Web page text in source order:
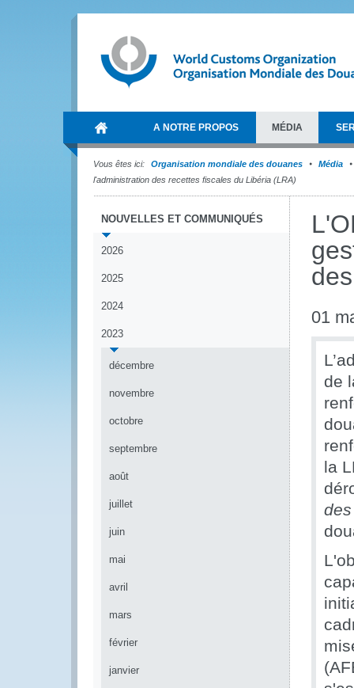
A NOTRE PROPOS MÉDIA
Vous êtes ici: Organisation mondiale des douanes
Média
l'administration des recettes fiscales du Libéria (LRA)
NOUVELLES ET COMMUNIQUÉS
2026
2025
2024
2023
décembre
novembre
octobre
septembre
août
juillet
juin
mai
avril
mars
février
janvier
01
de
la